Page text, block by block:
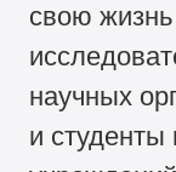
свою
научных
и